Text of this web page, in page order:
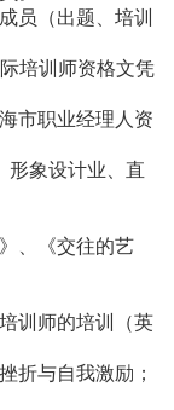
员（出题、培训
培训师资格文凭
市职业经理人资
形象设计业、直
、《交往的艺
训师的培训（英
折与自我激励；